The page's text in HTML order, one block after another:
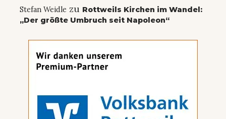
Stefan Weidle zu Rottweils Kirchen im Wandel:
„Der größte Umbruch seit Napoleon“